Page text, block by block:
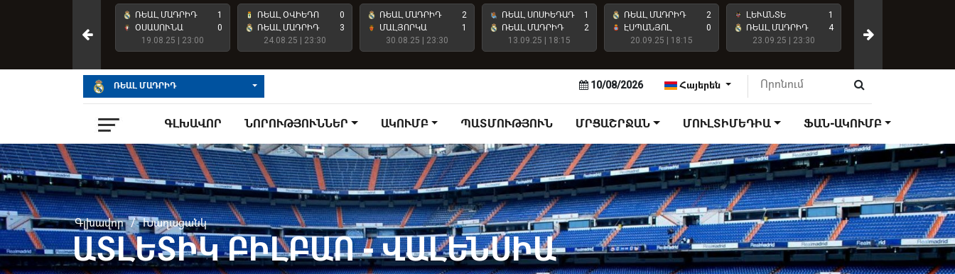
ԱՏԼԵՏԻԿ ԲԻԼԲԱՈ
ՌԵԱԼ ՄԱԴՐԻԴ
1
ՕՍԱՍՈՒՆԱ
0
19.08.25 | 23:00
ՌԵԱԼ ՕՎԻԵԴՈ
0
ՌԵԱԼ ՄԱԴՐԻԴ
3
24.08.25 | 23:30
ՌԵԱԼ ՄԱԴՐԻԴ
2
ՄԱԼՅՈՐԿԱ
1
30.08.25 | 23:30
ՌԵԱԼ ՍՈՍԻԵԴԱԴ
1
ՌԵԱԼ ՄԱԴՐԻԴ
2
13.09.25 | 18:15
ՌԵԱԼ ՄԱԴՐԻԴ
2
ԷՍՊԱՆՅՈԼ
0
20.09.25 | 18:15
ԼԵՒԱՆՏԵ
1
ՌԵԱԼ ՄԱԴՐԻԴ
4
23.09.25 | 23:30
ՌԵԱԼ ՄԱԴՐԻԴ
ՌԵԱԼ ՄԱԴՐԻԴ Հայերեն
10/08/2026
ԳԼԽԱՎՈՐ ՆՈՐՈՒԹՅՈՒՆՆԵՐ ԱԿՈՒՄԲ ՊԱՏՄՈՒԹՅՈՒՆ ՄՐՑԱՇՐՋԱՆ ՄՈՒԼՏԻՄԵԴԻԱ ՖԱՆ-ԱԿՈՒՄԲ
Գլխավոր / Խաղացանկ
ԱՏԼԵՏԻԿ ԲԻԼԲԱՈ - ՎԱԼԵՆՍԻԱ